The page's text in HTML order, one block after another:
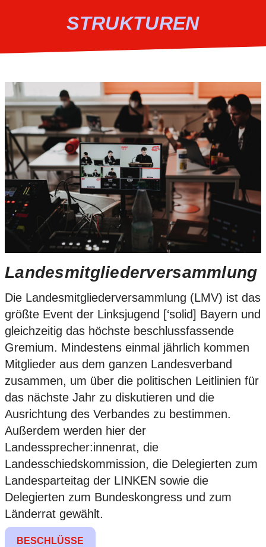
STRUKTUREN
Landesmitgliederversammlung
Die Landesmitgliederversammlung (LMV) ist das
größte Event der Linksjugend [‘solid] Bayern und
gleichzeitig das höchste beschlussfassende
Gremium. Mindestens einmal jährlich kommen
Mitglieder aus dem ganzen Landesverband
zusammen, um über die politischen Leitlinien für
das nächste Jahr zu diskutieren und die
Ausrichtung des Verbandes zu bestimmen.
Außerdem werden hier der
Landessprecher:innenrat, die
Landesschiedskommission, die Delegierten zum
Landesparteitag der LINKEN sowie die
Delegierten zum Bundeskongress und zum
Länderrat gewählt.
BESCHLÜSSE